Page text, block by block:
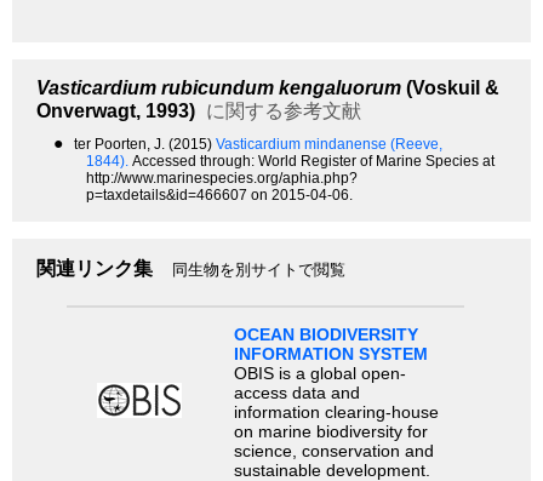
Vasticardium rubicundum kengaluorum (Voskuil &
Onverwagt, 1993) に関する参考文献
● ter Poorten, J. (2015) Vasticardium mindanense (Reeve,
1844). Accessed through: World Register of Marine Species at
http://www.marinespecies.org/aphia.php?
p=taxdetails&id=466607 on 2015-04-06.
関連リンク集 同生物を別サイトで閲覧
OCEAN BIODIVERSITY
INFORMATION SYSTEM
OBIS is a global open-
access data and
information clearing-house
on marine biodiversity for
science, conservation and
sustainable development.